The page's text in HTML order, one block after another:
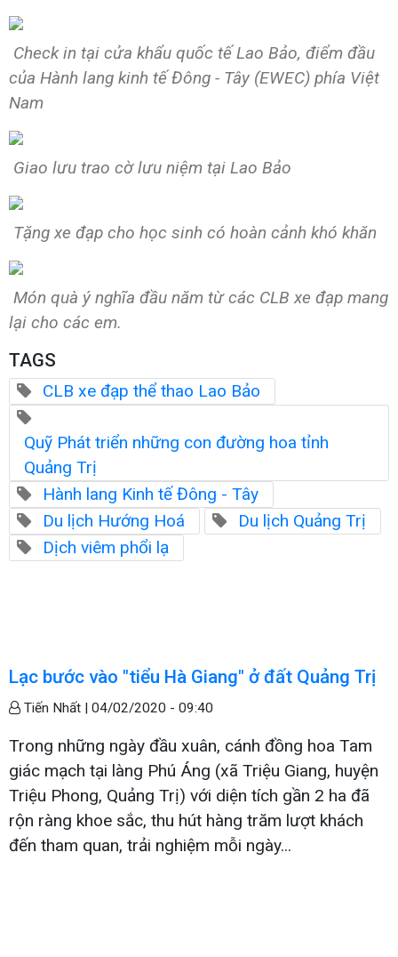
Check in tại cửa khẩu quốc tế Lao Bảo, điểm đầu
của Hành lang kinh tế Đông - Tây (EWEC) phía Việt
Nam
Giao lưu trao cờ lưu niệm tại Lao Bảo
Tặng xe đạp cho học sinh có hoàn cảnh khó khăn
Món quà ý nghĩa đầu năm từ các CLB xe đạp mang
lại cho các em.
TAGS
CLB xe đạp thể thao Lao Bảo
Quỹ Phát triển những con đường hoa tỉnh
Quảng Trị
Hành lang Kinh tế Đông - Tây
Du lịch Hướng Hoá
Du lịch Quảng Trị
Dịch viêm phổi lạ
Lạc bước vào "tiểu Hà Giang" ở đất Quảng Trị
Tiến Nhất | 04/02/2020 - 09:40
Trong những ngày đầu xuân, cánh đồng hoa Tam
giác mạch tại làng Phú Áng (xã Triệu Giang, huyện
Triệu Phong, Quảng Trị) với diện tích gần 2 ha đã
rộn ràng khoe sắc, thu hút hàng trăm lượt khách
đến tham quan, trải nghiệm mỗi ngày...